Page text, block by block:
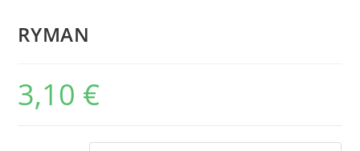
RYMAN
3,10 €